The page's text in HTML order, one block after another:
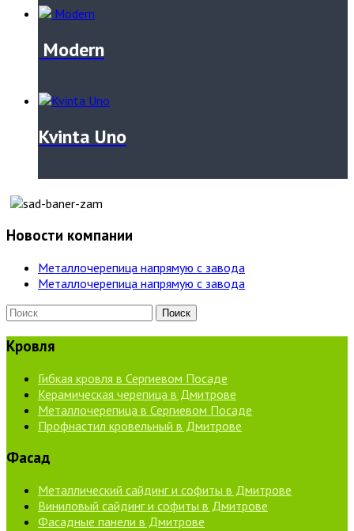
Modern
Kvinta Uno
Новости компании
Металлочерепица напрямую с завода
Металлочерепица напрямую с завода
Кровля
Гибкая кровля в Сергиевом Посаде
Керамическая черепица в Дмитрове
Металлочерепица в Сергиевом Посаде
Профнастил кровельный в Дмитрове
Фасад
Металлический сайдинг и софиты в Дмитрове
Виниловый сайдинг и софиты в Дмитрове
Фасадные панели в Дмитрове